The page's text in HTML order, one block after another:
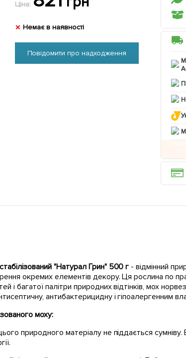
Ціна:
Немає в наявності
Повідомити про надходження
"Натурал Грин" 500 г - відмінний
окремих елементів декору. Ця рослина по
і багатої палітри природних відтінків, мох
антибактерицидну і гіпоалергенним
моху:
природного матеріалу не піддається сумніву.